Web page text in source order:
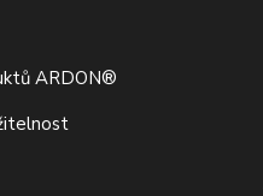
ARDON®